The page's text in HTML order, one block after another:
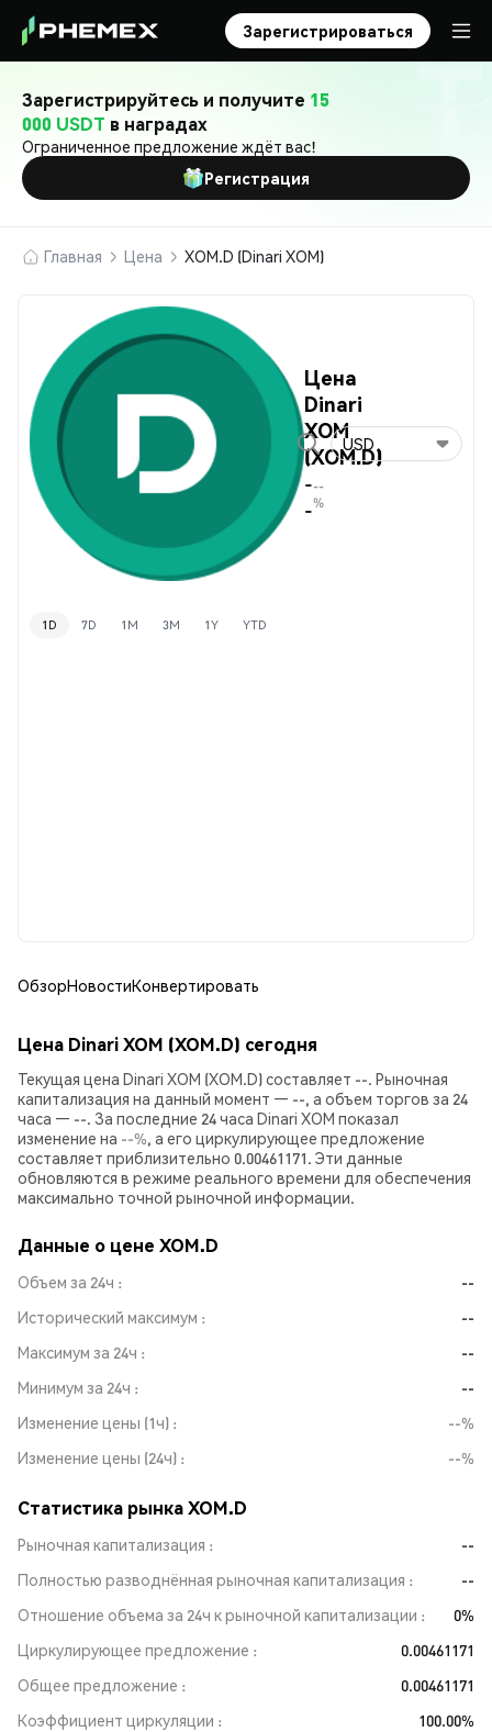
Зарегистрироваться
Зарегистрируйтесь и получите 15
000 USDT в наградах
Ограниченное предложение ждёт вас!
Регистрация
Главная Цена XOM.D (Dinari XOM)
Цена
Dinari
XOM
(XOM.D)
-
-
--
%
USD
1D 7D 1M 3M 1Y YTD
ОбзорНовостиКонвертировать
Цена Dinari XOM (XOM.D) сегодня
Текущая цена Dinari XOM (XOM.D) составляет --. Рыночная
капитализация на данный момент — --, а объем торгов за 24
часа — --. За последние 24 часа Dinari XOM показал
изменение на --%, а его циркулирующее предложение
составляет приблизительно 0.00461171. Эти данные
обновляются в режиме реального времени для обеспечения
максимально точной рыночной информации.
Данные о цене XOM.D
Объем за 24ч
--
Исторический максимум
--
Максимум за 24ч
--
Минимум за 24ч
--
Изменение цены (1ч)
--%
Изменение цены (24ч)
--%
Статистика рынка XOM.D
Рыночная капитализация
--
Полностью разводнённая рыночная капитализация
--
Отношение объема за 24ч к рыночной капитализации
0%
Циркулирующее предложение
0.00461171
Общее предложение
0.00461171
Коэффициент циркуляции
100.00%